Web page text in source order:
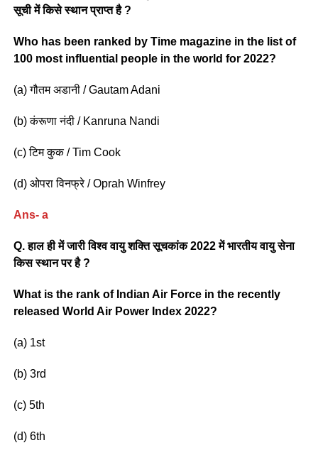
सूची में किसे स्थान प्राप्त है ?
Who has been ranked by Time magazine in the list of
100 most influential people in the world for 2022?
(a) गौतम अडानी / Gautam Adani
(b) कंरूणा नंदी / Kanruna Nandi
(c) टिम कुक / Tim Cook
(d) ओपरा विनफ्रे / Oprah Winfrey
Ans- a
Q. हाल ही में जारी विश्व वायु शक्ति सूचकांक 2022 में भारतीय वायु सेना
किस स्थान पर है ?
What is the rank of Indian Air Force in the recently
released World Air Power Index 2022?
(a) 1st
(b) 3rd
(c) 5th
(d) 6th